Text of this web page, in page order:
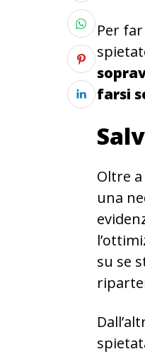
Per
farsi
Oltre
una
su se